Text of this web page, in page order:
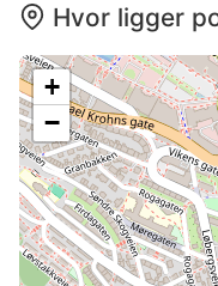
Hvor ligger
+
−